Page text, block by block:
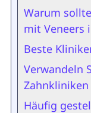
Warum
mit Veneers
Beste
Verwandeln
Häufig